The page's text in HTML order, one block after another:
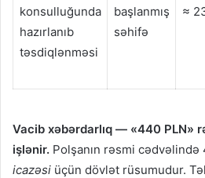
konsulluğunda
hazırlanıb
təsdiqlənməsi
başlanmış
səhifə
≈
Vacib xəbərdarlıq — «440 PLN»
işlənir. Polşanın rəsmi cədvəlində
icazəsi üçün dövlət rüsumudur.